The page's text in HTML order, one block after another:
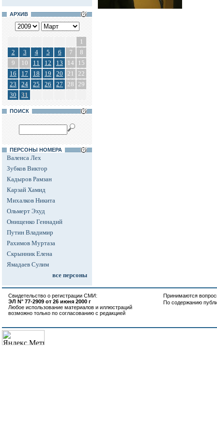
АРХИВ
1
2
3 4 5 6 7
8
9
10 11 12 13 14
15
16
17 18 19 20 21
22
23
24 25 26 27 28 29
30
31
ПОИСК
ПЕРСОНЫ НОМЕРА
Валенса Лех
Зубков Виктор
Кадыров Рамзан
Карзай Хамид
Михалков Никита
Ольмерт Эхуд
Онищенко Геннадий
Путин Владимир
Рахимов Муртаза
Скрынник Елена
Ямадаев Сулим
все персоны
Свидетельство о регистрации СМИ:
ЭЛ N° 77-2909 от 26 июня 2000 г
Любое использование материалов и иллюстраций
возможно только по согласованию с редакцией
Принимаются
По содержанию